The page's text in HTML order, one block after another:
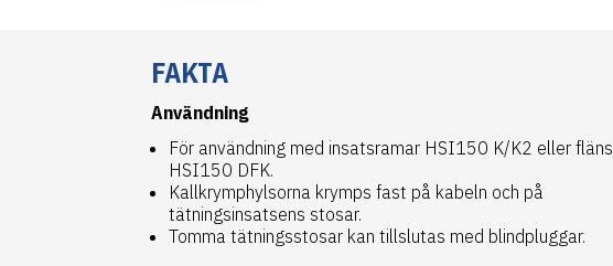
FAKTA
Användning
För användning med insatsramar HSI150 K/K2 eller fläns
HSI150 DFK.
Kallkrymphylsorna krymps fast på kabeln och på
tätningsinsatsens stosar.
Tomma tätningsstosar kan tillslutas med blindpluggar.